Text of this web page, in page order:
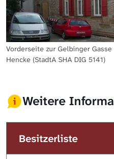
Vorderseite zur Gelbinger
Hencke (StadtA SHA DIG 5141)
Weitere
Besitzerliste